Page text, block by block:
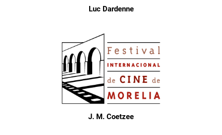
Luc Dardenne
J. M. Coetzee